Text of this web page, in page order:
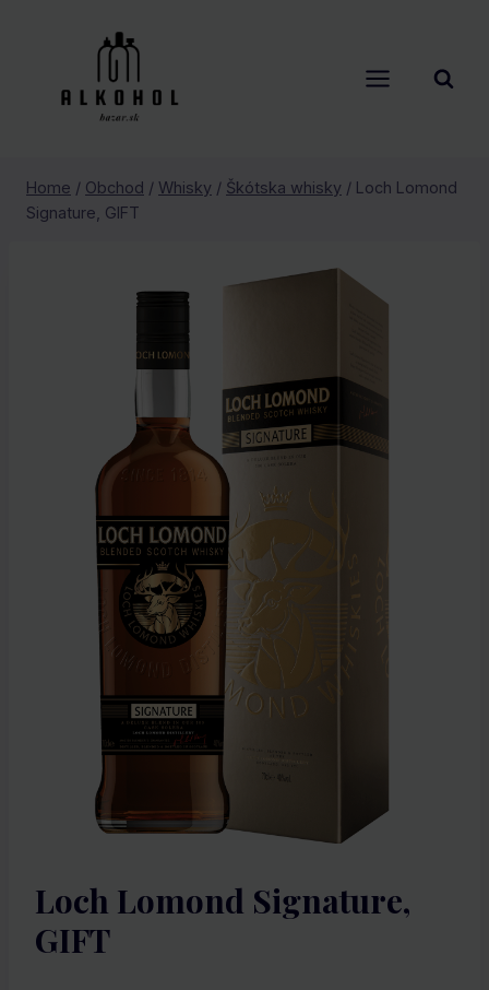
Home / Obchod / Whisky / Škótska whisky / Loch Lomond
Signature, GIFT
Loch Lomond Signature,
GIFT